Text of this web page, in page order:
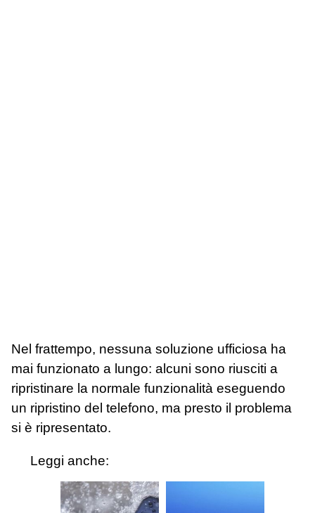
Nel frattempo, nessuna soluzione ufficiosa ha
mai funzionato a lungo: alcuni sono riusciti a
ripristinare la normale funzionalità eseguendo
un ripristino del telefono, ma presto il problema
si è ripresentato.
Leggi anche: